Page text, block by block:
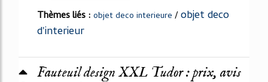
Thèmes liés : objet deco interieure /objet deco
d'interieur
Fauteuil design XXL Tudor : prix, avis